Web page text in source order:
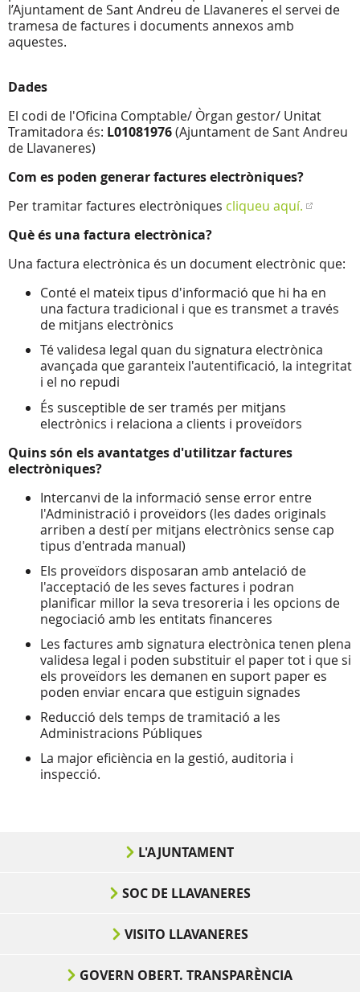
l’Ajuntament de Sant Andreu de Llavaneres el servei de
tramesa de factures i documents annexos amb
aquestes.
Dades
El codi de l'Oficina Comptable/ Òrgan gestor/ Unitat
Tramitadora és: L01081976(Ajuntament de Sant Andreu
de Llavaneres)
Com es poden generar factures electròniques?
Per tramitar factures electròniques cliqueu aquí.
Què és una factura electrònica?
Una factura electrònica és un document electrònic que:
Conté el mateix tipus d'informació que hi ha en
una factura tradicional i que es transmet a través
de mitjans electrònics
Té validesa legal quan du signatura electrònica
avançada que garanteix l'autentificació, la integritat
i el no repudi
És susceptible de ser tramés per mitjans
electrònics i relaciona a clients i proveïdors
Quins són els avantatges d'utilitzar factures
electròniques?
Intercanvi de la informació sense error entre
l'Administració i proveïdors (les dades originals
arriben a destí per mitjans electrònics sense cap
tipus d'entrada manual)
Els proveïdors disposaran amb antelació de
l'acceptació de les seves factures i podran
planificar millor la seva tresoreria i les opcions de
negociació amb les entitats financeres
Les factures amb signatura electrònica tenen plena
validesa legal i poden substituir el paper tot i que si
els proveïdors les demanen en suport paper es
poden enviar encara que estiguin signades
Reducció dels temps de tramitació a les
Administracions Públiques
La major eficiència en la gestió, auditoria i
inspecció.
L'AJUNTAMENT
SOC DE LLAVANERES
VISITO LLAVANERES
GOVERN OBERT. TRANSPARÈNCIA